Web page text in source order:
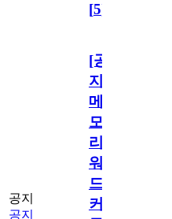
[5]
공지
공지
[공
지]
메
모
리
워
드
커